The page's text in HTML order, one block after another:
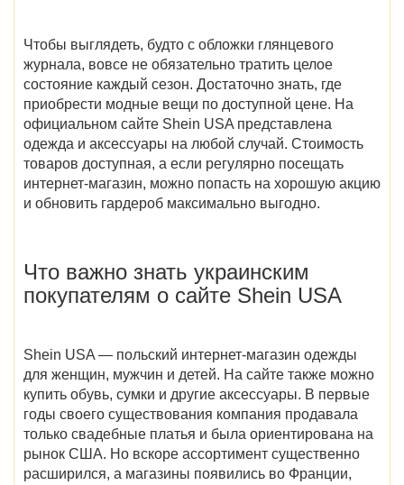
Чтобы выглядеть, будто с обложки глянцевого
журнала, вовсе не обязательно тратить целое
состояние каждый сезон. Достаточно знать, где
приобрести модные вещи по доступной цене. На
официальном сайте Shein USA представлена
одежда и аксессуары на любой случай. Стоимость
товаров доступная, а если регулярно посещать
интернет-магазин, можно попасть на хорошую акцию
и обновить гардероб максимально выгодно.
Что важно знать украинским
покупателям о сайте Shein USA
Shein USA — польский интернет-магазин одежды
для женщин, мужчин и детей. На сайте также можно
купить обувь, сумки и другие аксессуары. В первые
годы своего существования компания продавала
только свадебные платья и была ориентирована на
рынок США. Но вскоре ассортимент существенно
расширился, а магазины появились во Франции,